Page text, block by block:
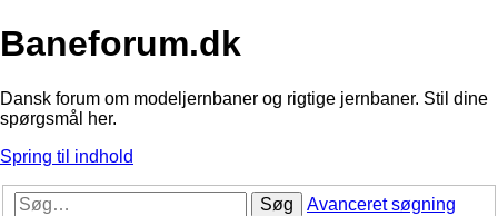
Baneforum.dk
Dansk forum om modeljernbaner og rigtige jernbaner. Stil dine
spørgsmål her.
Spring til indhold
Søg Avanceret søgning